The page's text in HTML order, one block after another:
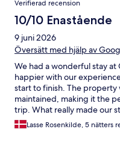
Verifierad recension
10/10 Enastående
9 juni 2026
Översätt med hjälp av
We had a wonderful stay at
happier with our
start to finish. The
maintained, making it the
trip. What really made our
Everyone was incredibly
always going above and
Lasse Rosenkilde, 5 nätters